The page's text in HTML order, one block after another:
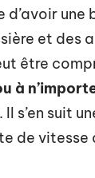
une
et des
être
à
. Il s’en suit
de vitesse